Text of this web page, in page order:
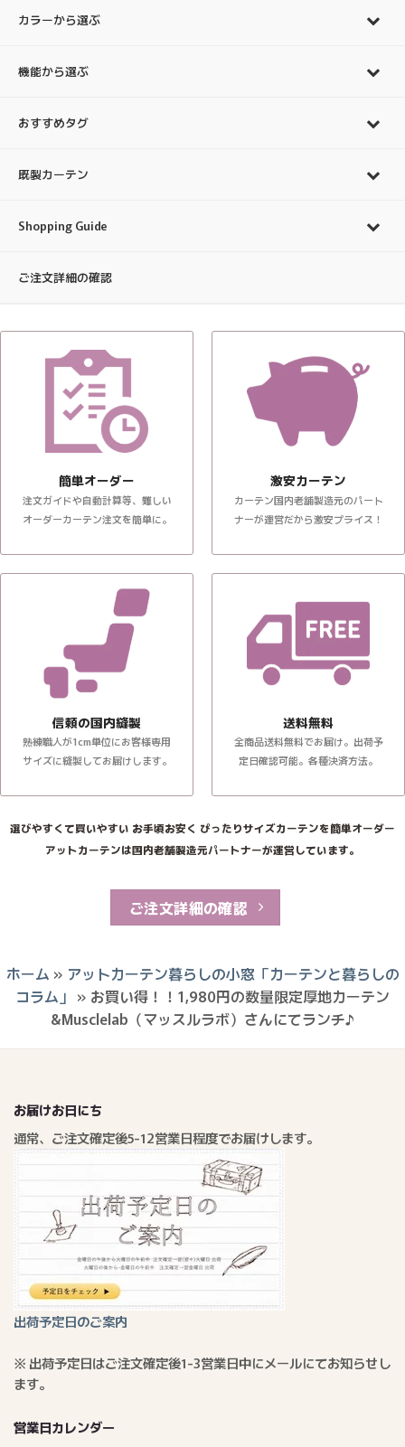
カラーから選ぶ
機能から選ぶ
おすすめタグ
既製カーテン
Shopping Guide
ご注文詳細の確認
簡単オーダー
注文ガイドや自動計算等、難しい
オーダーカーテン注文を簡単に。
激安カーテン
カーテン国内老舗製造元のパート
ナーが運営だから激安プライス！
信頼の国内縫製
熟練職人が1cm単位にお客様専用
サイズに縫製してお届けします。
送料無料
全商品送料無料でお届け。出荷予
定日確認可能。各種決済方法。
選びやすくて買いやすい お手頃お安く ぴったりサイズカーテンを簡単オーダー
アットカーテンは国内老舗製造元パートナーが運営しています。
ご注文詳細の確認
ホーム » アットカーテン暮らしの小窓「カーテンと暮らしの
コラム」 » お買い得！！1,980円の数量限定厚地カーテン
&Musclelab（マッスルラボ）さんにてランチ♪
お届けお日にち
通常、ご注文確定後5-12営業日程度でお届けします。
出荷予定日のご案内
※ 出荷予定日はご注文確定後1-3営業日中にメールにてお知らせし
ます。
営業日カレンダー